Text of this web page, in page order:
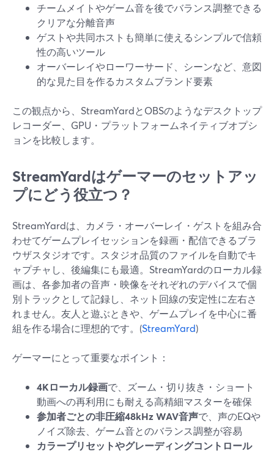
チームメイトやゲーム音を後でバランス調整できる
クリアな分離音声
ゲストや共同ホストも簡単に使えるシンプルで信頼
性の高いツール
オーバーレイやローワーサード、シーンなど、意図
的な見た目を作るカスタムブランド要素
この観点から、StreamYardとOBSのようなデスクトップ
レコーダー、GPU・プラットフォームネイティブオプシ
ョンを比較します。
StreamYardはゲーマーのセットアッ
プにどう役立つ？
StreamYardは、カメラ・オーバーレイ・ゲストを組み合
わせてゲームプレイセッションを録画・配信できるブラ
ウザスタジオです。スタジオ品質のファイルを自動でキ
ャプチャし、後編集にも最適。StreamYardのローカル録
画は、各参加者の音声・映像をそれぞれのデバイスで個
別トラックとして記録し、ネット回線の安定性に左右さ
れません。友人と遊ぶときや、ゲームプレイを中心に番
組を作る場合に理想的です。(StreamYard)
ゲーマーにとって重要なポイント：
4Kローカル録画で、ズーム・切り抜き・ショート
動画への再利用にも耐える高精細マスターを確保
参加者ごとの非圧縮48kHz WAV音声で、声のEQや
ノイズ除去、ゲーム音とのバランス調整が容易
カラープリセットやグレーディングコントロール